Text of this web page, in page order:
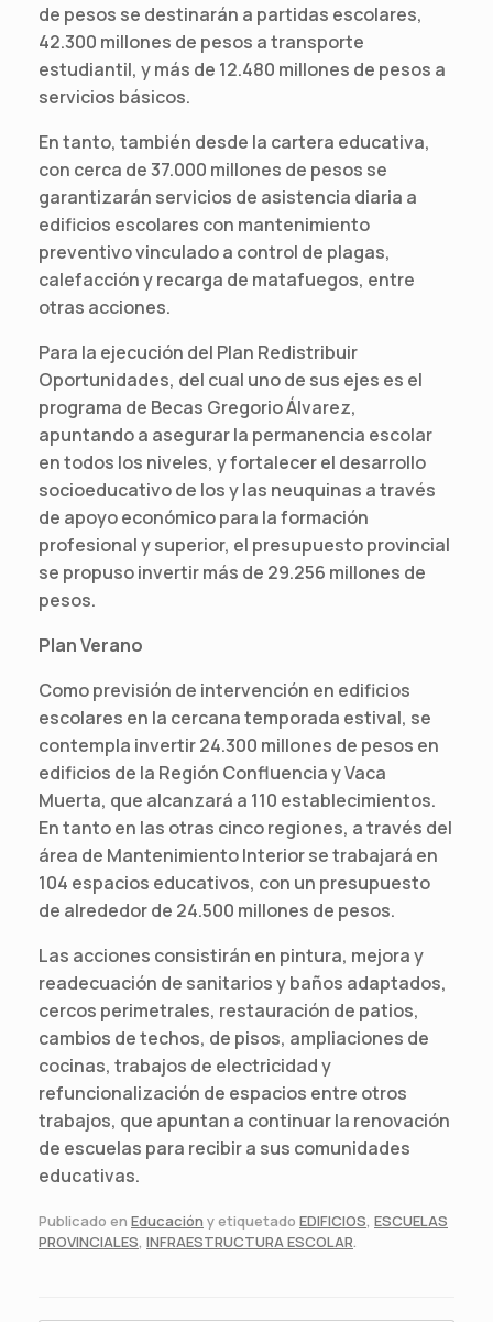
de pesos se destinarán a partidas escolares,
42.300 millones de pesos a transporte
estudiantil, y más de 12.480 millones de pesos a
servicios básicos.
En tanto, también desde la cartera educativa,
con cerca de 37.000 millones de pesos se
garantizarán servicios de asistencia diaria a
edificios escolares con mantenimiento
preventivo vinculado a control de plagas,
calefacción y recarga de matafuegos, entre
otras acciones.
Para la ejecución del Plan Redistribuir
Oportunidades, del cual uno de sus ejes es el
programa de Becas Gregorio Álvarez,
apuntando a asegurar la permanencia escolar
en todos los niveles, y fortalecer el desarrollo
socioeducativo de los y las neuquinas a través
de apoyo económico para la formación
profesional y superior, el presupuesto provincial
se propuso invertir más de 29.256 millones de
pesos.
Plan Verano
Como previsión de intervención en edificios
escolares en la cercana temporada estival, se
contempla invertir 24.300 millones de pesos en
edificios de la Región Confluencia y Vaca
Muerta, que alcanzará a 110 establecimientos.
En tanto en las otras cinco regiones, a través del
área de Mantenimiento Interior se trabajará en
104 espacios educativos, con un presupuesto
de alrededor de 24.500 millones de pesos.
Las acciones consistirán en pintura, mejora y
readecuación de sanitarios y baños adaptados,
cercos perimetrales, restauración de patios,
cambios de techos, de pisos, ampliaciones de
cocinas, trabajos de electricidad y
refuncionalización de espacios entre otros
trabajos, que apuntan a continuar la renovación
de escuelas para recibir a sus comunidades
educativas.
Publicado en Educación y etiquetado EDIFICIOS, ESCUELAS
PROVINCIALES, INFRAESTRUCTURA ESCOLAR.